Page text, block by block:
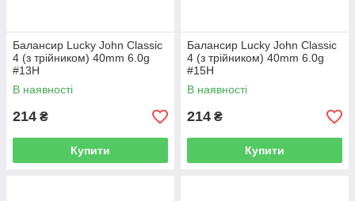
Балансир Lucky John Classic
4 (з трійником) 40mm 6.0g
#13H
В наявності
214 ₴
Купити
Балансир Lucky John Classic
4 (з трійником) 40mm 6.0g
#15H
В наявності
214 ₴
Купити